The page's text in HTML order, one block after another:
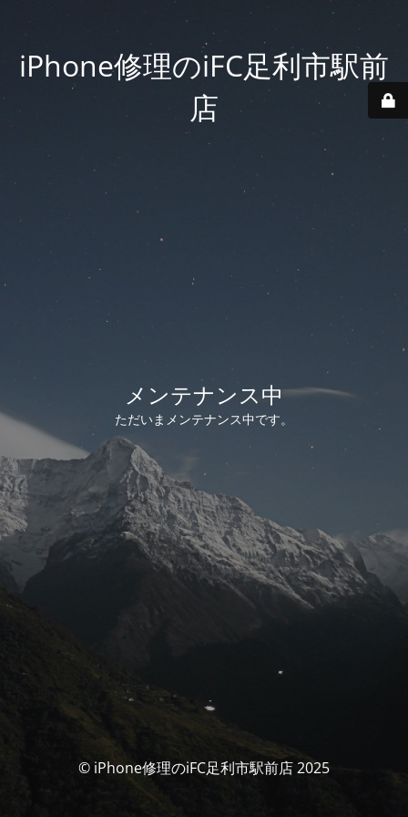
iPhone修理のiFC足利市駅前
店
メンテナンス中
ただいまメンテナンス中です。
© iPhone修理のiFC足利市駅前店 2025